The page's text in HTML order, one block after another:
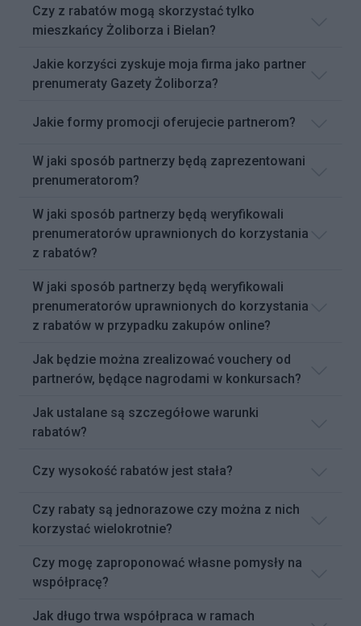
Czy z rabatów mogą skorzystać tylko
mieszkańcy Żoliborza i Bielan?
Jakie korzyści zyskuje moja firma jako partner
prenumeraty Gazety Żoliborza?
Jakie formy promocji oferujecie partnerom?
W jaki sposób partnerzy będą zaprezentowani
prenumeratorom?
W jaki sposób partnerzy będą weryfikowali
prenumeratorów uprawnionych do korzystania
z rabatów?
W jaki sposób partnerzy będą weryfikowali
prenumeratorów uprawnionych do korzystania
z rabatów w przypadku zakupów online?
Jak będzie można zrealizować vouchery od
partnerów, będące nagrodami w konkursach?
Jak ustalane są szczegółowe warunki
rabatów?
Czy wysokość rabatów jest stała?
Czy rabaty są jednorazowe czy można z nich
korzystać wielokrotnie?
Czy mogę zaproponować własne pomysły na
współpracę?
Jak długo trwa współpraca w ramach